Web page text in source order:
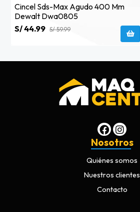
Cincel Sds-Max Agudo 400 Mm
Dewalt Dwa0805
S/ 44.99 S/ 59.99
Nosotros
Quiénes somos
Nuestros clientes
Contacto